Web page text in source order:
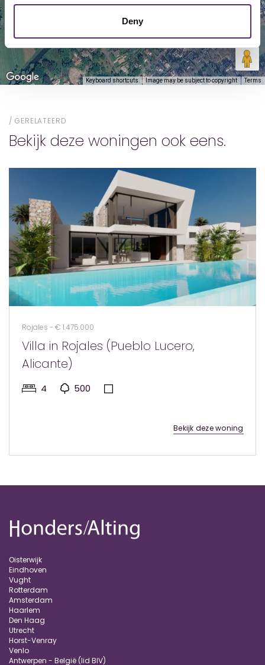
Deny
Keyboard shortcuts Image may be subject to copyright Terms
GERELATEERD
Bekijk deze woningen ook eens.
Rojales - € 1.475.000
Villa in Rojales (Pueblo Lucero,
Alicante)
4 500
Bekijk deze woning
Oisterwijk
Eindhoven
Vught
Rotterdam
Amsterdam
Haarlem
Den Haag
Utrecht
Horst-Venray
Venlo
Antwerpen - België (lid BIV)